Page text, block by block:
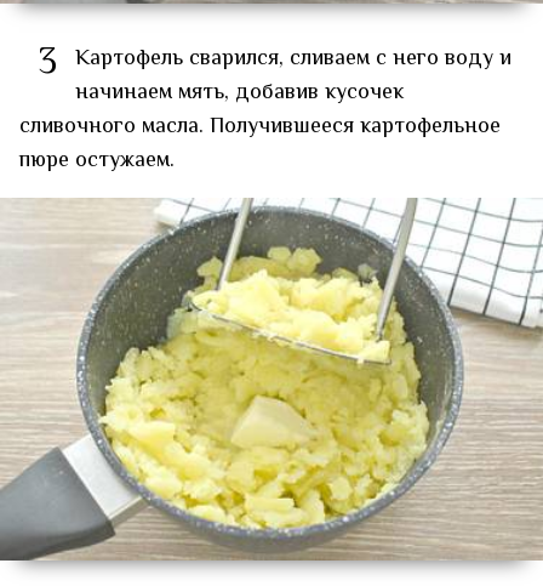
3 Картофель сварился, сливаем с него воду и
начинаем мять, добавив кусочек
сливочного масла. Получившееся картофельное
пюре остужаем.